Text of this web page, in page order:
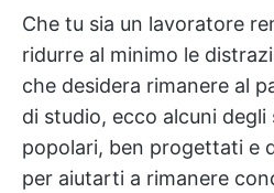
Che tu sia un lavoratore
ridurre al minimo le
che desidera rimanere al
di studio, ecco alcuni degli
popolari, ben progettati e
per aiutarti a rimanere